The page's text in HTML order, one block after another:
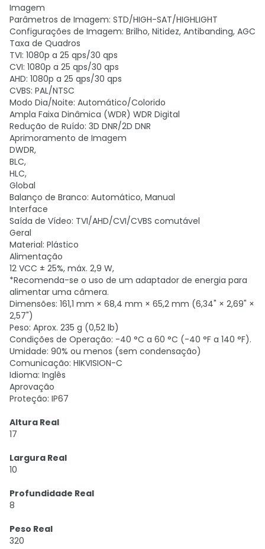
Imagem
Parâmetros de Imagem: STD/HIGH-SAT/HIGHLIGHT
Configurações de Imagem: Brilho, Nitidez, Antibanding, AGC
Taxa de Quadros
TVI: 1080p a 25 qps/30 qps
CVI: 1080p a 25 qps/30 qps
AHD: 1080p a 25 qps/30 qps
CVBS: PAL/NTSC
Modo Dia/Noite: Automático/Colorido
Ampla Faixa Dinâmica (WDR) WDR Digital
Redução de Ruído: 3D DNR/2D DNR
Aprimoramento de Imagem
DWDR,
BLC,
HLC,
Global
Balanço de Branco: Automático, Manual
Interface
Saída de Vídeo: TVI/AHD/CVI/CVBS comutável
Geral
Material: Plástico
Alimentação
12 VCC ± 25%, máx. 2,9 W,
*Recomenda-se o uso de um adaptador de energia para
alimentar uma câmera.
Dimensões: 161,1 mm × 68,4 mm × 65,2 mm (6,34" × 2,69" ×
2,57")
Peso: Aprox. 235 g (0,52 lb)
Condições de Operação: -40 °C a 60 °C (-40 °F a 140 °F).
Umidade: 90% ou menos (sem condensação)
Comunicação: HIKVISION-C
Idioma: Inglês
Aprovação
Proteção: IP67
Altura Real
17
Largura Real
10
Profundidade Real
8
Peso Real
320